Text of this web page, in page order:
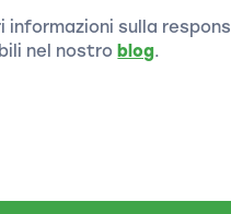
informazioni sulla
nel nostro blog.